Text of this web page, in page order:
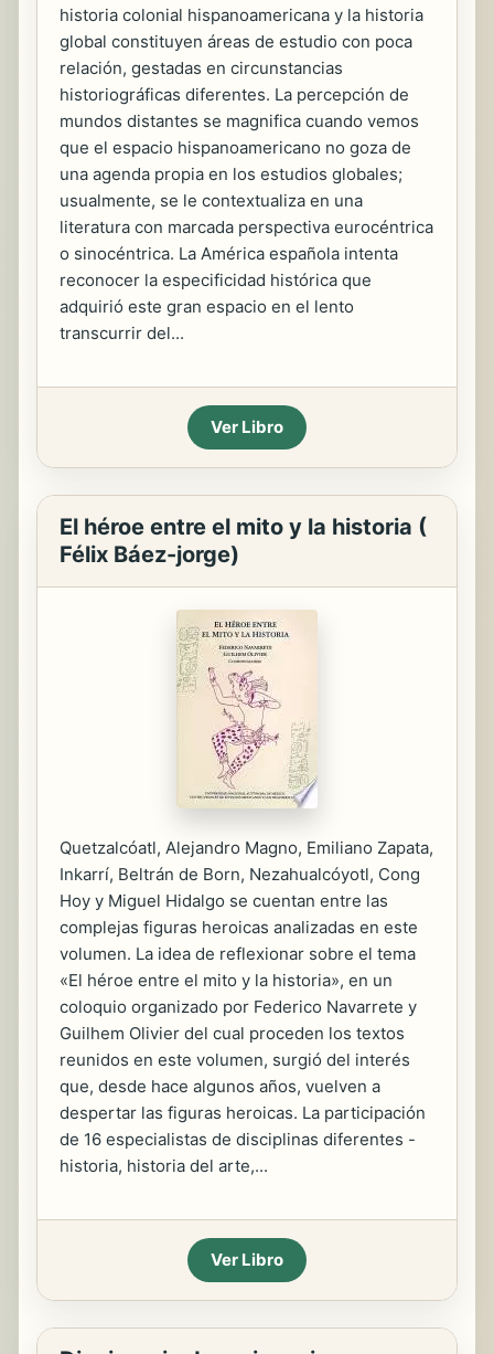
historia colonial hispanoamericana y la historia
global constituyen áreas de estudio con poca
relación, gestadas en circunstancias
historiográficas diferentes. La percepción de
mundos distantes se magnifica cuando vemos
que el espacio hispanoamericano no goza de
una agenda propia en los estudios globales;
usualmente, se le contextualiza en una
literatura con marcada perspectiva eurocéntrica
o sinocéntrica. La América española intenta
reconocer la especificidad histórica que
adquirió este gran espacio en el lento
transcurrir del...
Ver Libro
El héroe entre el mito y la historia (
Félix Báez-jorge)
Quetzalcóatl, Alejandro Magno, Emiliano Zapata,
Inkarrí, Beltrán de Born, Nezahualcóyotl, Cong
Hoy y Miguel Hidalgo se cuentan entre las
complejas figuras heroicas analizadas en este
volumen. La idea de reflexionar sobre el tema
«El héroe entre el mito y la historia», en un
coloquio organizado por Federico Navarrete y
Guilhem Olivier del cual proceden los textos
reunidos en este volumen, surgió del interés
que, desde hace algunos años, vuelven a
despertar las figuras heroicas. La participación
de 16 especialistas de disciplinas diferentes -
historia, historia del arte,...
Ver Libro